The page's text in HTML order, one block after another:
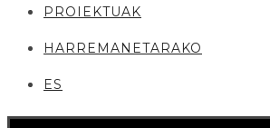
PROIEKTUAK
HARREMANETARAKO
ES